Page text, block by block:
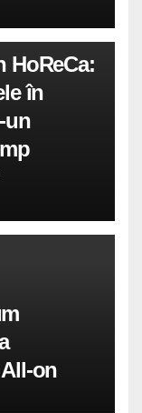
HoReCa:
în
un
on